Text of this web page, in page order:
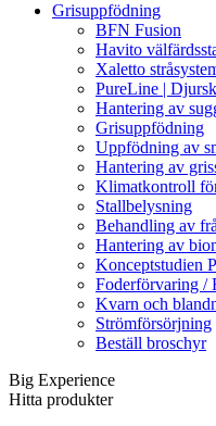
Grisuppfödning
BFN Fusion
Havito
Xaletto
PureLine |
Hantering av
Grisuppfödning
Uppfödning av
Hantering av
Klimatkontroll
Stallbelysning
Behandling av
Hantering av
Konceptstudien
Foderförvaring /
Kvarn och
Strömförsörjning
Beställ broschyr
Big Experience
Hitta produkter